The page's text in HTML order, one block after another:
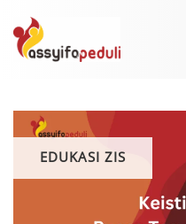
content
EDUKASI ZIS